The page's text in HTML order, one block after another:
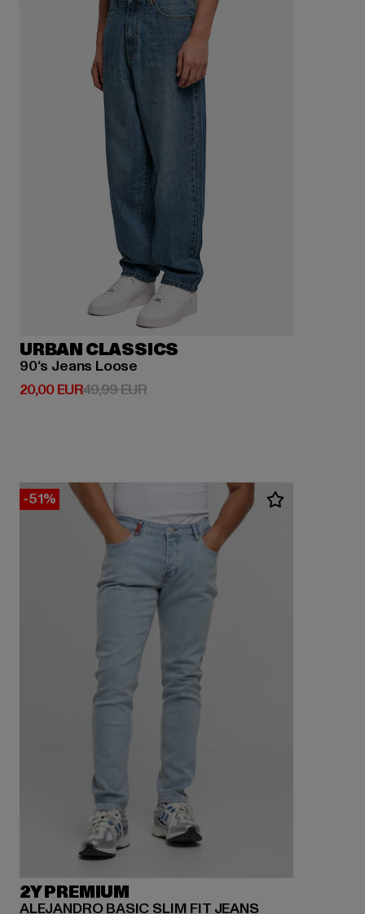
URBAN CLASSICS
90‘s Jeans Loose
20,00 EUR
Derzeitiger Preis: 20,00 EUR
49,99 EURAktionspreis: 49,99 EUR
-51%
2Y PREMIUM
ALEJANDRO BASIC SLIM FIT JEANS